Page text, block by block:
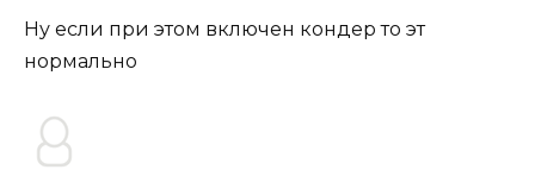
Ну если при этом включен кондер то эт
нормально